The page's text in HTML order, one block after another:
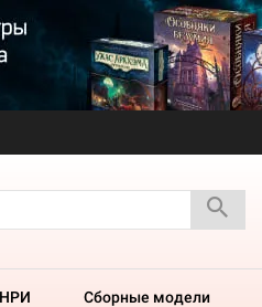
НРИ Сборные модели